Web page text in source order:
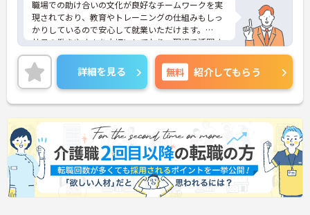
職場での助け合いの文化が良好なチームワークを実
現されており、教育やトレーニングの仕組みもしっ
かりしているので安心して就業いただけます。
社員の働きやすさを大切にしており、現場で活躍す
るスタッフのアイデアや要望をダイレクトにトップ
に伝える【アイデアメモ制度】や、
勤続年数等に応じてポイントが貯まり、貯まったポ
イントで好きな商品に交換できるシステム【ソラス
トポイント】などがあります。
ご興味をお持ちの方には、詳細の情報や面接のポイ
ントをお伝えしますのでお気軽にお問い合わせくだ
さい。
詳細を見る 無料 紹介してもらう